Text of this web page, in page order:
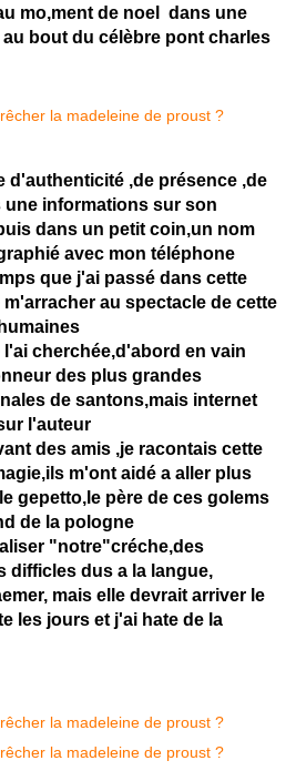
mo,ment de noel dans une
bout du célèbre pont charles
d'authenticité ,de présence ,de
une informations sur son
dans un petit coin,un nom
avec mon téléphone
que j'ai passé dans cette
au spectacle de cette
cherchée,d'abord en vain
des plus grandes
de santons,mais internet
l'auteur
des amis ,je racontais cette
m'ont aidé a aller plus
gepetto,le père de ces golems
de la pologne
"notre"créche,des
difficles dus a la langue,
mais elle devrait arriver le
les jours et j'ai hate de la